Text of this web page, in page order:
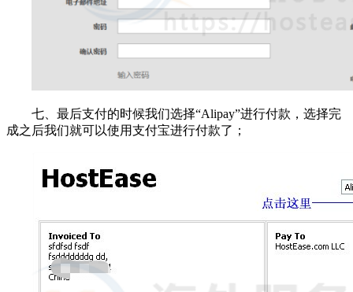
七、最后支付的时候我们选择“Alipay”进行付款，选择完
成之后我们就可以使用支付宝进行付款了；